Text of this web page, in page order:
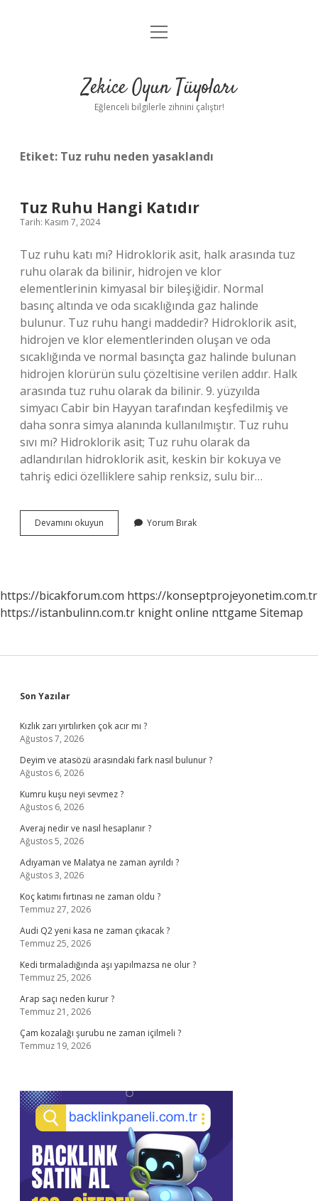
Anasayfa
Yasal Uyarı
menüyü
Zekice Oyun Tüyoları
Eğlenceli bilgilerle zihnini çalıştır!
Etiket: Tuz ruhu neden yasaklandı
Tuz Ruhu Hangi Katıdır
Tarih: Kasım 7, 2024
Tuz ruhu katı mı? Hidroklorik asit, halk arasında tuz
ruhu olarak da bilinir, hidrojen ve klor
elementlerinin kimyasal bir bileşiğidir. Normal
basınç altında ve oda sıcaklığında gaz halinde
bulunur. Tuz ruhu hangi maddedir? Hidroklorik asit,
hidrojen ve klor elementlerinden oluşan ve oda
sıcaklığında ve normal basınçta gaz halinde bulunan
hidrojen klorürün sulu çözeltisine verilen addır. Halk
arasında tuz ruhu olarak da bilinir. 9. yüzyılda
simyacı Cabir bin Hayyan tarafından keşfedilmiş ve
daha sonra simya alanında kullanılmıştır. Tuz ruhu
sıvı mı? Hidroklorik asit; Tuz ruhu olarak da
adlandırılan hidroklorik asit, keskin bir kokuya ve
tahriş edici özelliklere sahip renksiz, sulu bir…
Devamını okuyun
Ruhu
Yorum Bırak
https://bicakforum.com https://konseptprojeyonetim.com.tr
https://istanbulinn.com.tr knight online nttgame Sitemap
Sidebar
Son Yazılar
Kızlık zarı yırtılırken çok acır mı ?
Ağustos 7, 2026
Deyim ve atasözü arasındaki fark nasıl bulunur ?
Ağustos 6, 2026
Kumru kuşu neyi sevmez ?
Ağustos 6, 2026
Averaj nedir ve nasıl hesaplanır ?
Ağustos 5, 2026
Adıyaman ve Malatya ne zaman ayrıldı ?
Ağustos 3, 2026
Koç katımı fırtınası ne zaman oldu ?
Temmuz 27, 2026
Audi Q2 yeni kasa ne zaman çıkacak ?
Temmuz 25, 2026
Kedi tırmaladığında aşı yapılmazsa ne olur ?
Temmuz 25, 2026
Arap saçı neden kurur ?
Temmuz 21, 2026
Çam kozalağı şurubu ne zaman içilmeli ?
Temmuz 19, 2026